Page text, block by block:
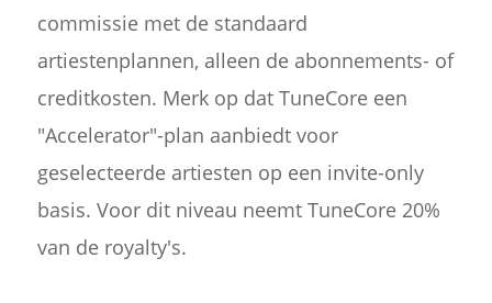
commissie met de standaard
artiestenplannen, alleen de abonnements- of
creditkosten. Merk op dat TuneCore een
"Accelerator"-plan aanbiedt voor
geselecteerde artiesten op een invite-only
basis. Voor dit niveau neemt TuneCore 20%
van de royalty's.